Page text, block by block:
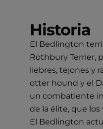
Historia
El Bedlington
Rothbury Terrier,
liebres, tejones y
otter hound y el
un combatiente
de la élite, que
El Bedlington